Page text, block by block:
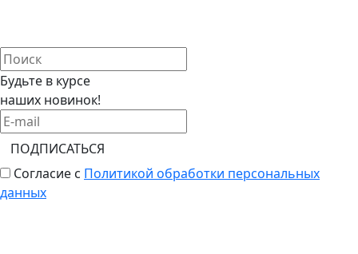
Будьте в курсе
наших новинок!
ПОДПИСАТЬСЯ
Согласие с Политикой обработки персональных
данных